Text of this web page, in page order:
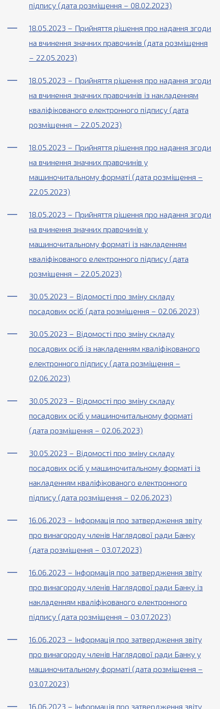
підпису (дата розміщення – 08.02.2023)
18.05.2023 – Прийняття рішення про надання згоди
на вчинення значних правочинів (дата розміщення
– 22.05.2023)
18.05.2023 – Прийняття рішення про надання згоди
на вчинення значних правочинів із накладенням
кваліфікованого електронного підпису (дата
розміщення – 22.05.2023)
18.05.2023 – Прийняття рішення про надання згоди
на вчинення значних правочинів у
машиночитальному форматі (дата розміщення –
22.05.2023)
18.05.2023 – Прийняття рішення про надання згоди
на вчинення значних правочинів у
машиночитальному форматі із накладенням
кваліфікованого електронного підпису (дата
розміщення – 22.05.2023)
30.05.2023 – Відомості про зміну складу
посадових осіб (дата розміщення – 02.06.2023)
30.05.2023 – Відомості про зміну складу
посадових осіб із накладенням кваліфікованого
електронного підпису (дата розміщення –
02.06.2023)
30.05.2023 – Відомості про зміну складу
посадових осіб у машиночитальному форматі
(дата розміщення – 02.06.2023)
30.05.2023 – Відомості про зміну складу
посадових осіб у машиночитальному форматі із
накладенням кваліфікованого електронного
підпису (дата розміщення – 02.06.2023)
16.06.2023 – Інформація про затвердження звіту
про винагороду членів Наглядової ради Банку
(дата розміщення – 03.07.2023)
16.06.2023 – Інформація про затвердження звіту
про винагороду членів Наглядової ради Банку із
накладенням кваліфікованого електронного
підпису (дата розміщення – 03.07.2023)
16.06.2023 – Інформація про затвердження звіту
про винагороду членів Наглядової ради Банку у
машиночитальному форматі (дата розміщення –
03.07.2023)
16.06.2023 – Інформація про затвердження звіту